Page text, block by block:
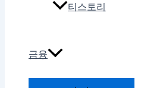
티스토리
금융